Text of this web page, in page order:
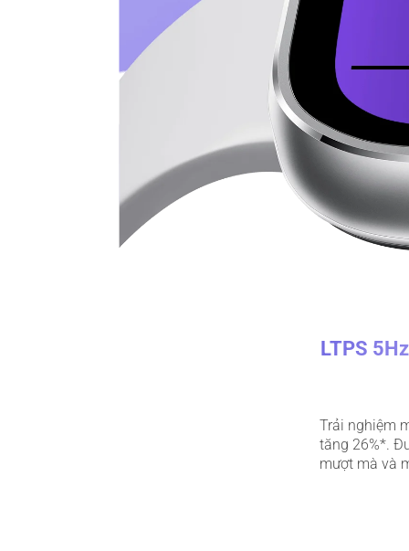
LTPS 5Hz
Trải nghiệm
tăng 26%*.
mượt mà và